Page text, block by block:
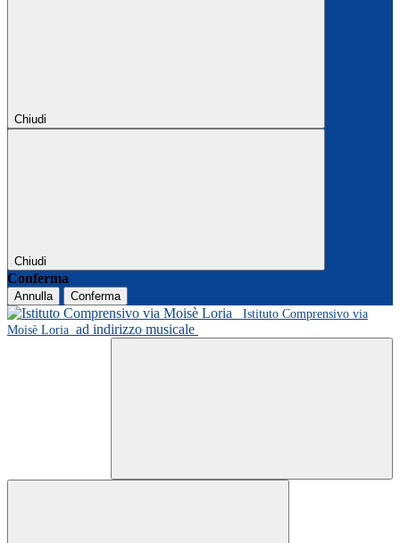
Chiudi
Chiudi
Conferma
Annulla
Conferma
Istituto Comprensivo via
Moisè Loria ad indirizzo musicale